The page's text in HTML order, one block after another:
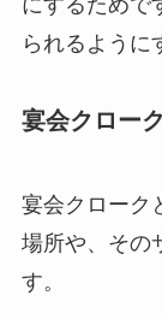
られるように
宴会クロー
宴会クローク
場所や、その
す。